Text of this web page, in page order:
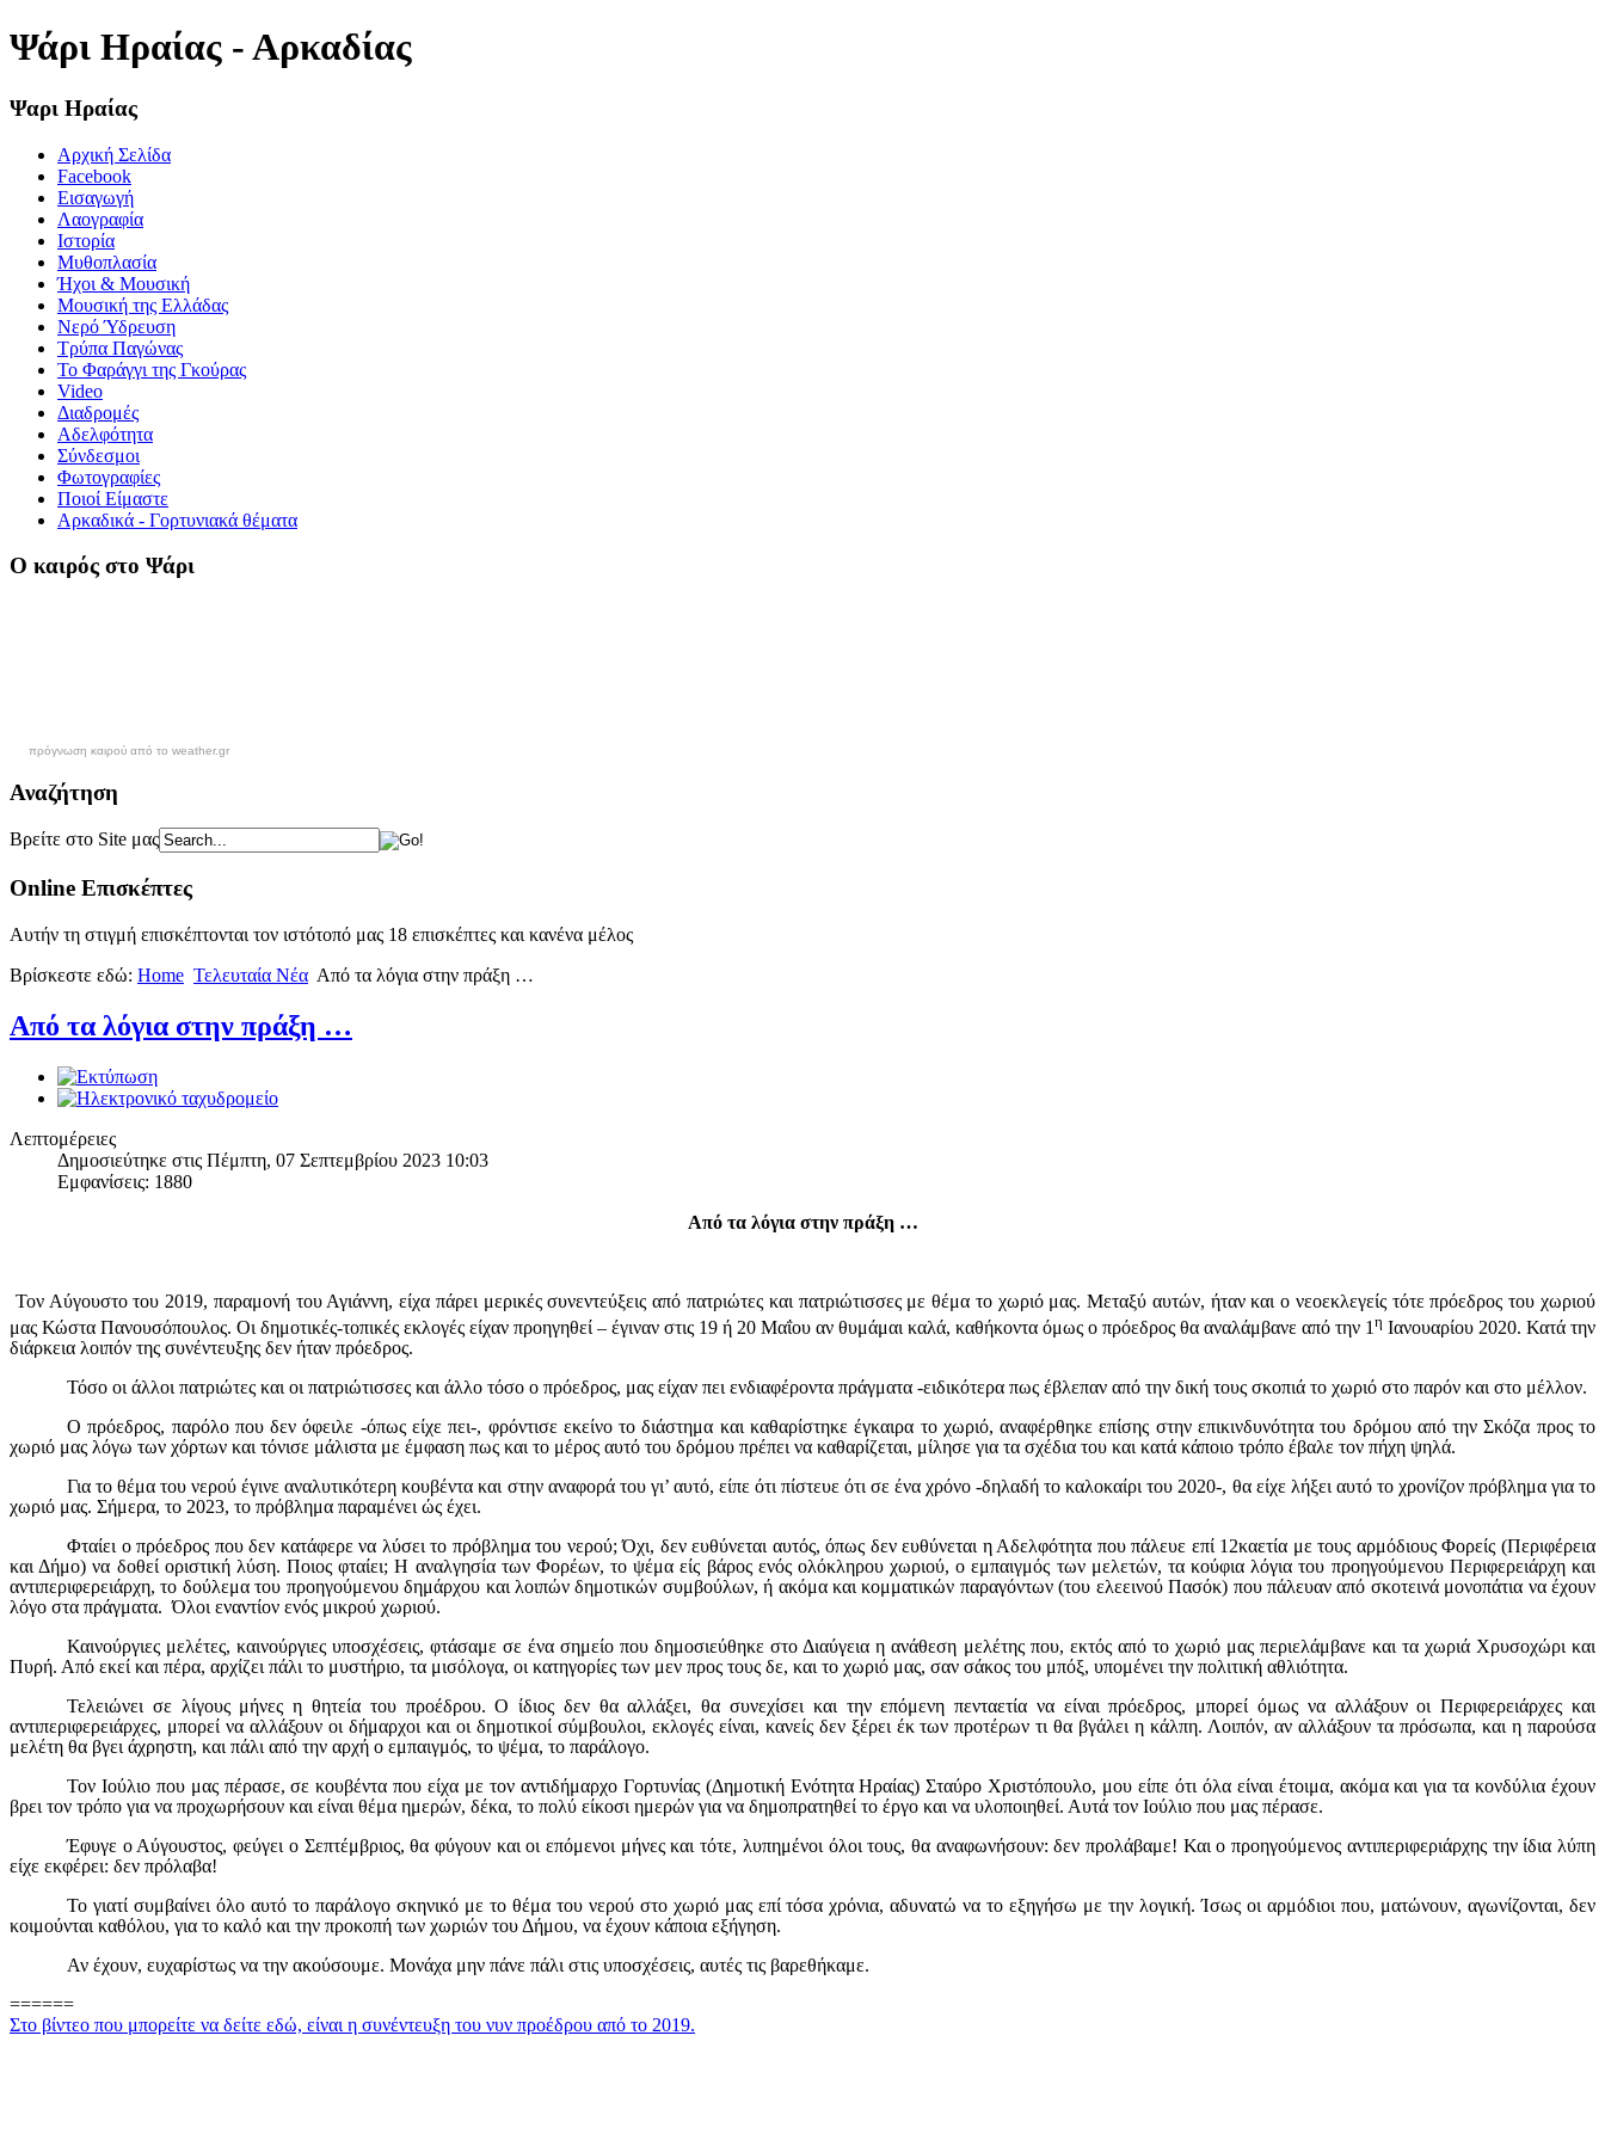
Ψάρι Ηραίας - Αρκαδίας
Ψαρι Ηραίας
Αρχική Σελίδα
Facebook
Εισαγωγή
Λαογραφία
Ιστορία
Μυθοπλασία
Ήχοι & Μουσική
Μουσική της Ελλάδας
Νερό Ύδρευση
Τρύπα Παγώνας
Το Φαράγγι της Γκούρας
Video
Διαδρομές
Αδελφότητα
Σύνδεσμοι
Φωτογραφίες
Ποιοί Είμαστε
Αρκαδικά - Γορτυνιακά θέματα
Ο καιρός στο Ψάρι
πρόγνωση καιρού από το weather.gr
Αναζήτηση
Βρείτε στο Site μας
Online Επισκέπτες
Αυτήν τη στιγμή επισκέπτονται τον ιστότοπό μας 18 επισκέπτες και κανένα μέλος
Βρίσκεστε εδώ: Home Τελευταία Νέα Από τα λόγια στην πράξη …
Από τα λόγια στην πράξη …
Λεπτομέρειες
Δημοσιεύτηκε στις Πέμπτη, 07 Σεπτεμβρίου 2023 10:03
Εμφανίσεις: 1880
Από τα λόγια στην πράξη …
Τον Αύγουστο του 2019, παραμονή του Αγιάννη, είχα πάρει μερικές συνεντεύξεις από πατριώτες και πατριώτισσες με θέμα το χωριό μας. Μεταξύ αυτών, ήταν και ο νεοεκλεγείς τότε πρόεδρος του χωριού
μας Κώστα Πανουσόπουλος. Οι δημοτικές-τοπικές εκλογές είχαν προηγηθεί – έγιναν στις 19 ή 20 Μαΐου αν θυμάμαι καλά, καθήκοντα όμως ο πρόεδρος θα αναλάμβανε από την 1 η Ιανουαρίου 2020. Κατά την
διάρκεια λοιπόν της συνέντευξης δεν ήταν πρόεδρος.
Τόσο οι άλλοι πατριώτες και οι πατριώτισσες και άλλο τόσο ο πρόεδρος, μας είχαν πει ενδιαφέροντα πράγματα -ειδικότερα πως έβλεπαν από την δική τους σκοπιά το χωριό στο παρόν και στο μέλλον.
Ο πρόεδρος, παρόλο που δεν όφειλε -όπως είχε πει-, φρόντισε εκείνο το διάστημα και καθαρίστηκε έγκαιρα το χωριό, αναφέρθηκε επίσης στην επικινδυνότητα του δρόμου από την Σκόζα προς το
χωριό μας λόγω των χόρτων και τόνισε μάλιστα με έμφαση πως και το μέρος αυτό του δρόμου πρέπει να καθαρίζεται, μίλησε για τα σχέδια του και κατά κάποιο τρόπο έβαλε τον πήχη ψηλά.
Για το θέμα του νερού έγινε αναλυτικότερη κουβέντα και στην αναφορά του γι’ αυτό, είπε ότι πίστευε ότι σε ένα χρόνο -δηλαδή το καλοκαίρι του 2020-, θα είχε λήξει αυτό το χρονίζον πρόβλημα για το
χωριό μας. Σήμερα, το 2023, το πρόβλημα παραμένει ώς έχει.
Φταίει ο πρόεδρος που δεν κατάφερε να λύσει το πρόβλημα του νερού; Όχι, δεν ευθύνεται αυτός, όπως δεν ευθύνεται η Αδελφότητα που πάλευε επί 12καετία με τους αρμόδιους Φορείς (Περιφέρεια
και Δήμο) να δοθεί οριστική λύση. Ποιος φταίει; Η αναλγησία των Φορέων, το ψέμα είς βάρος ενός ολόκληρου χωριού, ο εμπαιγμός των μελετών, τα κούφια λόγια του προηγούμενου Περιφερειάρχη και
αντιπεριφερειάρχη, το δούλεμα του προηγούμενου δημάρχου και λοιπών δημοτικών συμβούλων, ή ακόμα και κομματικών παραγόντων (του ελεεινού Πασόκ) που πάλευαν από σκοτεινά μονοπάτια να έχουν
λόγο στα πράγματα. Όλοι εναντίον ενός μικρού χωριού.
Καινούργιες μελέτες, καινούργιες υποσχέσεις, φτάσαμε σε ένα σημείο που δημοσιεύθηκε στο Διαύγεια η ανάθεση μελέτης που, εκτός από το χωριό μας περιελάμβανε και τα χωριά Χρυσοχώρι και
Πυρή. Από εκεί και πέρα, αρχίζει πάλι το μυστήριο, τα μισόλογα, οι κατηγορίες των μεν προς τους δε, και το χωριό μας, σαν σάκος του μπόξ, υπομένει την πολιτική αθλιότητα.
Τελειώνει σε λίγους μήνες η θητεία του προέδρου. Ο ίδιος δεν θα αλλάξει, θα συνεχίσει και την επόμενη πενταετία να είναι πρόεδρος, μπορεί όμως να αλλάξουν οι Περιφερειάρχες και
αντιπεριφερειάρχες, μπορεί να αλλάξουν οι δήμαρχοι και οι δημοτικοί σύμβουλοι, εκλογές είναι, κανείς δεν ξέρει έκ των προτέρων τι θα βγάλει η κάλπη. Λοιπόν, αν αλλάξουν τα πρόσωπα, και η παρούσα
μελέτη θα βγει άχρηστη, και πάλι από την αρχή ο εμπαιγμός, το ψέμα, το παράλογο.
Τον Ιούλιο που μας πέρασε, σε κουβέντα που είχα με τον αντιδήμαρχο Γορτυνίας (Δημοτική Ενότητα Ηραίας) Σταύρο Χριστόπουλο, μου είπε ότι όλα είναι έτοιμα, ακόμα και για τα κονδύλια έχουν
βρει τον τρόπο για να προχωρήσουν και είναι θέμα ημερών, δέκα, το πολύ είκοσι ημερών για να δημοπρατηθεί το έργο και να υλοποιηθεί. Αυτά τον Ιούλιο που μας πέρασε.
Έφυγε ο Αύγουστος, φεύγει ο Σεπτέμβριος, θα φύγουν και οι επόμενοι μήνες και τότε, λυπημένοι όλοι τους, θα αναφωνήσουν: δεν προλάβαμε! Και ο προηγούμενος αντιπεριφεριάρχης την ίδια λύπη
είχε εκφέρει: δεν πρόλαβα!
Το γιατί συμβαίνει όλο αυτό το παράλογο σκηνικό με το θέμα του νερού στο χωριό μας επί τόσα χρόνια, αδυνατώ να το εξηγήσω με την λογική. Ίσως οι αρμόδιοι που, ματώνουν, αγωνίζονται, δεν
κοιμούνται καθόλου, για το καλό και την προκοπή των χωριών του Δήμου, να έχουν κάποια εξήγηση.
Αν έχουν, ευχαρίστως να την ακούσουμε. Μονάχα μην πάνε πάλι στις υποσχέσεις, αυτές τις βαρεθήκαμε.
======
Στο βίντεο που μπορείτε να δείτε εδώ, είναι η συνέντευξη του νυν προέδρου από το 2019.